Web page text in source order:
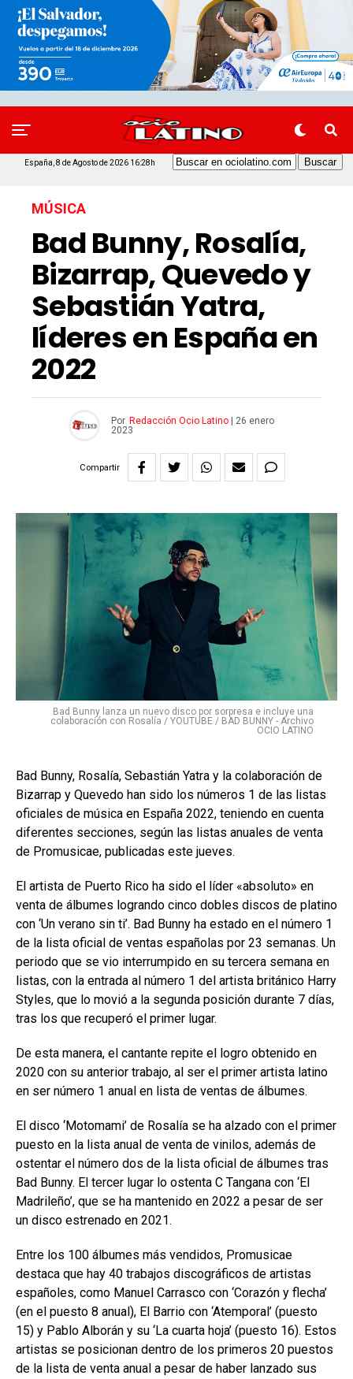
España, 8 de Agosto de 2026 16:28h
MÚSICA
Bad Bunny, Rosalía,
Bizarrap, Quevedo y
Sebastián Yatra,
líderes en España en
2022
Por Redacción Ocio Latino
26 enero
2023
Compartir
Bad Bunny lanza un nuevo disco por sorpresa e incluye una
colaboración con Rosalía / YOUTUBE / BAD BUNNY - Archivo
OCIO LATINO
Bad Bunny, Rosalía, Sebastián Yatra y la colaboración de
Bizarrap y Quevedo han sido los números 1 de las listas
oficiales de música en España 2022, teniendo en cuenta
diferentes secciones, según las listas anuales de venta
de Promusicae, publicadas este jueves.
El artista de Puerto Rico ha sido el líder «absoluto» en
venta de álbumes logrando cinco dobles discos de platino
con ‘Un verano sin ti’. Bad Bunny ha estado en el número 1
de la lista oficial de ventas españolas por 23 semanas. Un
periodo que se vio interrumpido en su tercera semana en
listas, con la entrada al número 1 del artista británico Harry
Styles, que lo movió a la segunda posición durante 7 días,
tras los que recuperó el primer lugar.
De esta manera, el cantante repite el logro obtenido en
2020 con su anterior trabajo, al ser el primer artista latino
en ser número 1 anual en lista de ventas de álbumes.
El disco ‘Motomami’ de Rosalía se ha alzado con el primer
puesto en la lista anual de venta de vinilos, además de
ostentar el número dos de la lista oficial de álbumes tras
Bad Bunny. El tercer lugar lo ostenta C Tangana con ‘El
Madrileño’, que se ha mantenido en 2022 a pesar de ser
un disco estrenado en 2021.
Entre los 100 álbumes más vendidos, Promusicae
destaca que hay 40 trabajos discográficos de artistas
españoles, como Manuel Carrasco con ‘Corazón y flecha’
(en el puesto 8 anual), El Barrio con ‘Atemporal’ (puesto
15) y Pablo Alborán y su ‘La cuarta hoja’ (puesto 16). Estos
artistas se posicionan dentro de los primeros 20 puestos
de la lista de venta anual a pesar de haber lanzado sus